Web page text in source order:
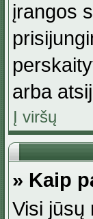
įrangos
arba
Į viršų
» Kaip
Visi jūsų